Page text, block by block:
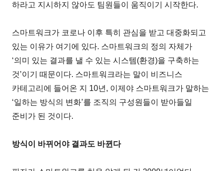
하라고 지시하지 않아도 팀원들이 움직이기 시작한다.
스마트워크가 코로나 이후 특히 관심을 받고 대중화되고
있는 이유가 여기에 있다. 스마트워크의 정의 자체가
‘의미 있는 결과를 낼 수 있는 시스템(환경)을 구축하는
것’이기 때문이다. 스마트워크라는 말이 비즈니스
카테고리에 들어온 지 10년, 이제야 스마트워크가 말하는
‘일하는 방식의 변화’를 조직의 구성원들이 받아들일
준비가 된 것이다.
방식이 바뀌어야 결과도 바뀐다